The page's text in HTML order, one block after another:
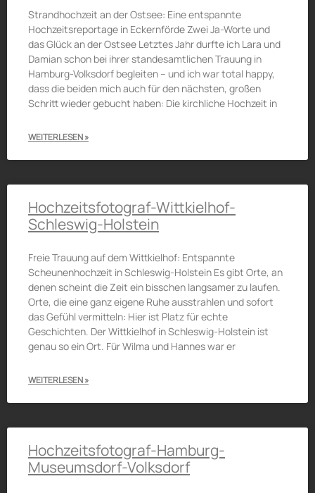
Strandhochzeit an der Ostsee: Eine entspannte
Hochzeitsreportage in Eckernförde Zwei Ja-Worte und
das Glück an der Ostsee Letztes Jahr durfte ich Lara und
Damian schon bei ihrer standesamtlichen Trauung in
Hamburg-Volksdorf begleiten – und ich war total happy,
dass die beiden mich auch für den nächsten, großen
Schritt wieder gebucht haben: Die kirchliche Hochzeit in
WEITERLESEN »
Hochzeitsfotograf-Wittkielhof-
Schleswig-Holstein
Freie Trauung auf dem Wittkielhof: Entspannte
Scheunenhochzeit in Schleswig-Holstein Es gibt Orte, an
denen scheint die Zeit ein bisschen langsamer zu laufen.
Orte, die eine ganz eigene Ruhe ausstrahlen und sofort
das Gefühl vermitteln: Hier ist Platz für echte
Geschichten. Der Wittkielhof in Schleswig-Holstein ist
genau so ein Ort. Für Wilma und Hannes war er
WEITERLESEN »
Hochzeitsfotograf-Hamburg-
Museumsdorf-Volksdorf